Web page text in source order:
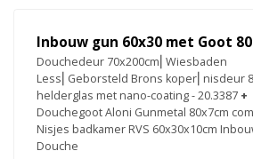
Inbouw gun 60x30 met Goot
Douchedeur 70x200cm⎢Wiesbaden
Less⎢Geborsteld Brons koper⎢nisdeur
helderglas met nano-coating - 20.3387 +
Douchegoot Aloni Gunmetal 80x7cm
Nisjes badkamer RVS 60x30x10cm
Douche